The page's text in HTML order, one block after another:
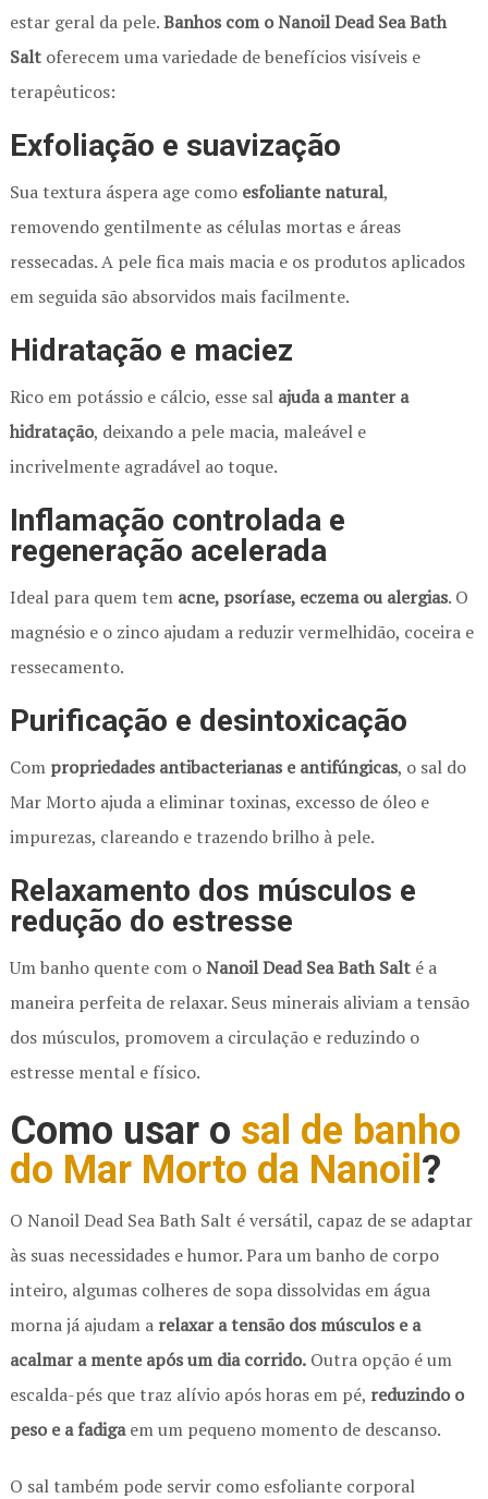
estar geral da pele.Banhos com o Nanoil Dead Sea Bath
Salt oferecem uma variedade de benefícios visíveis e
terapêuticos:
Exfoliação e suavização
Sua textura áspera age como esfoliante natural,
removendo gentilmente as células mortas e áreas
ressecadas. A pele fica mais macia e os produtos aplicados
em seguida são absorvidos mais facilmente.
Hidratação e maciez
Rico em potássio e cálcio, esse sal ajuda a manter a
hidratação, deixando a pele macia, maleável e
incrivelmente agradável ao toque.
Inflamação controlada e
regeneração acelerada
Ideal para quem tem acne, psoríase, eczema ou alergias. O
magnésio e o zinco ajudam a reduzir vermelhidão, coceira e
ressecamento.
Purificação e desintoxicação
Com propriedades antibacterianas e antifúngicas, o sal do
Mar Morto ajuda a eliminar toxinas, excesso de óleo e
impurezas, clareando e trazendo brilho à pele.
Relaxamento dos músculos e
redução do estresse
Um banho quente com oNanoil Dead Sea Bath Salté a
maneira perfeita de relaxar. Seus minerais aliviam a tensão
dos músculos, promovem a circulação e reduzindo o
estresse mental e físico.
Como usar o sal de banho
do Mar Morto da Nanoil ?
O Nanoil Dead Sea Bath Salt é versátil, capaz de se adaptar
às suas necessidades e humor. Para um banho de corpo
inteiro, algumas colheres de sopa dissolvidas em água
morna já ajudam a relaxar a tensão dos músculos e a
acalmar a mente após um dia corrido.Outra opção é um
escalda-pés que traz alívio após horas em pé, reduzindo o
peso e a fadigaem um pequeno momento de descanso.
O sal também pode servir como esfoliante corporal